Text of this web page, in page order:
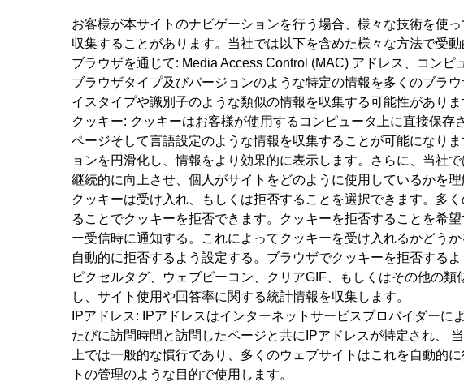
お客様が本サイトのナビゲーションを行う場合、様々な技術を使
収集することがあります。当社では以下を含めた様々な方法で受
ブラウザを通じて: Media Access Control (MAC) アドレス、コン
ブラウザタイプ及びバージョンのような特定の情報を多くのブラ
イスタイプや識別子のような類似の情報を収集する可能性がありま
クッキー: クッキーはお客様が使用するコンピュータ上に直接保
ページそして言語設定のような情報を収集することが可能になり
ョンを円滑化し、情報をより効果的に表示します。さらに、当社
継続的に向上させ、個人がサイトをどのように使用しているかを
クッキーは受け入れ、もしくは拒否することを選択できます。多
ることでクッキーを拒否できます。クッキーを拒否することを希
ー受信時に通知する。これによってクッキーを受け入れるかどう
自動的に拒否するよう設定する。ブラウザでクッキーを拒否する
ピクセルタグ、ウェブビーコン、クリアGIF、もしくはその他の
し、サイト使用や回答率に関する統計情報を収集します。
IPアドレス: IPアドレスはインターネットサービスプロバイダー
たびに訪問時間と訪問したページと共にIPアドレスが特定され、
上では一般的な慣行であり、多くのウェブサイトはこれを自動的
トの管理のような目的で使用します。